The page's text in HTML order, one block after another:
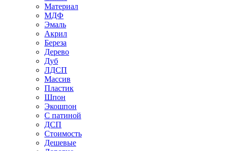
Материал
МДФ
Эмаль
Акрил
Береза
Дерево
Дуб
ЛДСП
Массив
Пластик
Шпон
Экошпон
С патиной
ДСП
Стоимость
Дешевые